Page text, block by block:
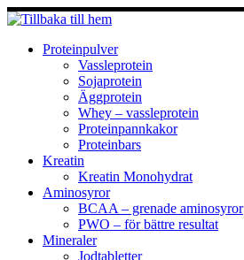
Hoppa
till
innehållProteinpulver
Vassleprotein
Sojaprotein
Äggprotein
Whey – vassleprotein
Proteinpannkakor
Proteinbars
Kreatin
Kreatin Monohydrat
Aminosyror
BCAA – grenade aminosyror
PWO – för bättre resultat
Mineraler
Jodtabletter